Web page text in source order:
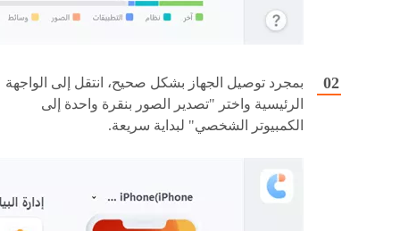
بمجرد توصيل الجهاز بشكل صحيح، انتقل إلى الواجهة
الرئيسية واختر "تصدير الصور بنقرة واحدة إلى
الكمبيوتر الشخصي" لبداية سريعة.